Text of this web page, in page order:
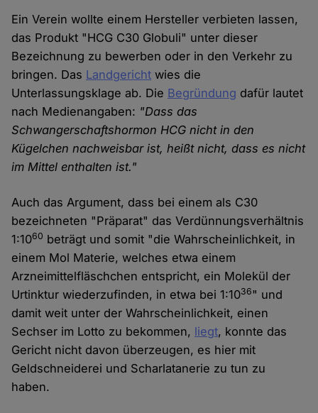
Ein Verein wollte einem Hersteller verbieten lassen,
das Produkt "HCG C30 Globuli" unter dieser
Bezeichnung zu bewerben oder in den Verkehr zu
bringen. Das Landgericht wies die
Unterlassungsklage ab. Die Begründung dafür lautet
nach Medienangaben: "Dass das
Schwangerschaftshormon HCG nicht in den
Kügelchen nachweisbar ist, heißt nicht, dass es nicht
im Mittel enthalten ist."
Auch das Argument, dass bei einem als C30
bezeichneten "Präparat" das Verdünnungsverhältnis
1:1060 beträgt und somit "die Wahrscheinlichkeit, in
einem Mol Materie, welches etwa einem
Arzneimittelfläschchen entspricht, ein Molekül der
Urtinktur wiederzufinden, in etwa bei 1:1036" und
damit weit unter der Wahrscheinlichkeit, einen
Sechser im Lotto zu bekommen, liegt, konnte das
Gericht nicht davon überzeugen, es hier mit
Geldschneiderei und Scharlatanerie zu tun zu
haben.